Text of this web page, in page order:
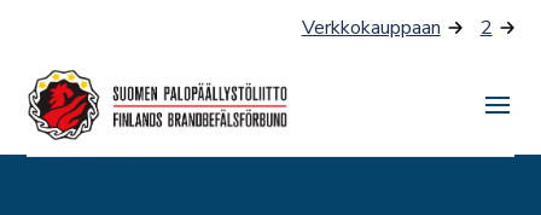
Verkkokauppaan 2
tai